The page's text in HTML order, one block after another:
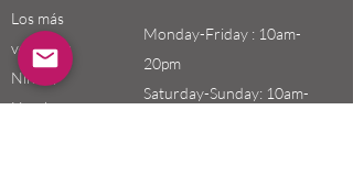
Los más
vendidos
Niños /
Hombres
Monday-Friday : 10am-
20pm
Saturday-Sunday: 10am-